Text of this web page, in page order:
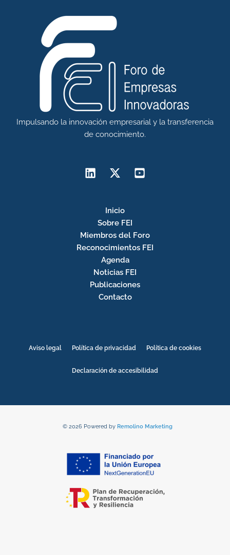
Impulsando la innovación empresarial y la transferencia
de conocimiento.
Inicio
Sobre FEI
Miembros del Foro
Reconocimientos FEI
Agenda
Noticias FEI
Publicaciones
Contacto
Aviso legal Política de privacidad Política de cookies
Declaración de accesibilidad
© 2026 Powered by Remolino Marketing